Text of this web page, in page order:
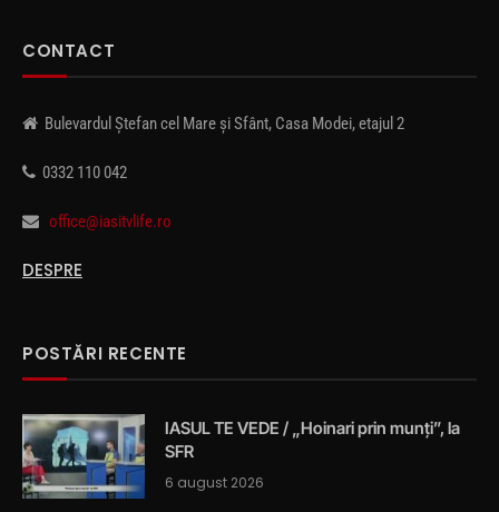
CONTACT
Bulevardul Ștefan cel Mare și Sfânt, Casa Modei, etajul 2
0332 110 042
office@iasitvlife.ro
DESPRE
POSTĂRI RECENTE
IASUL TE VEDE / „Hoinari prin munți”, la
SFR
6 august 2026